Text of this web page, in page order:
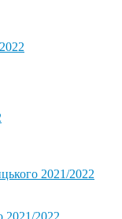
2021/2022
2021/2022